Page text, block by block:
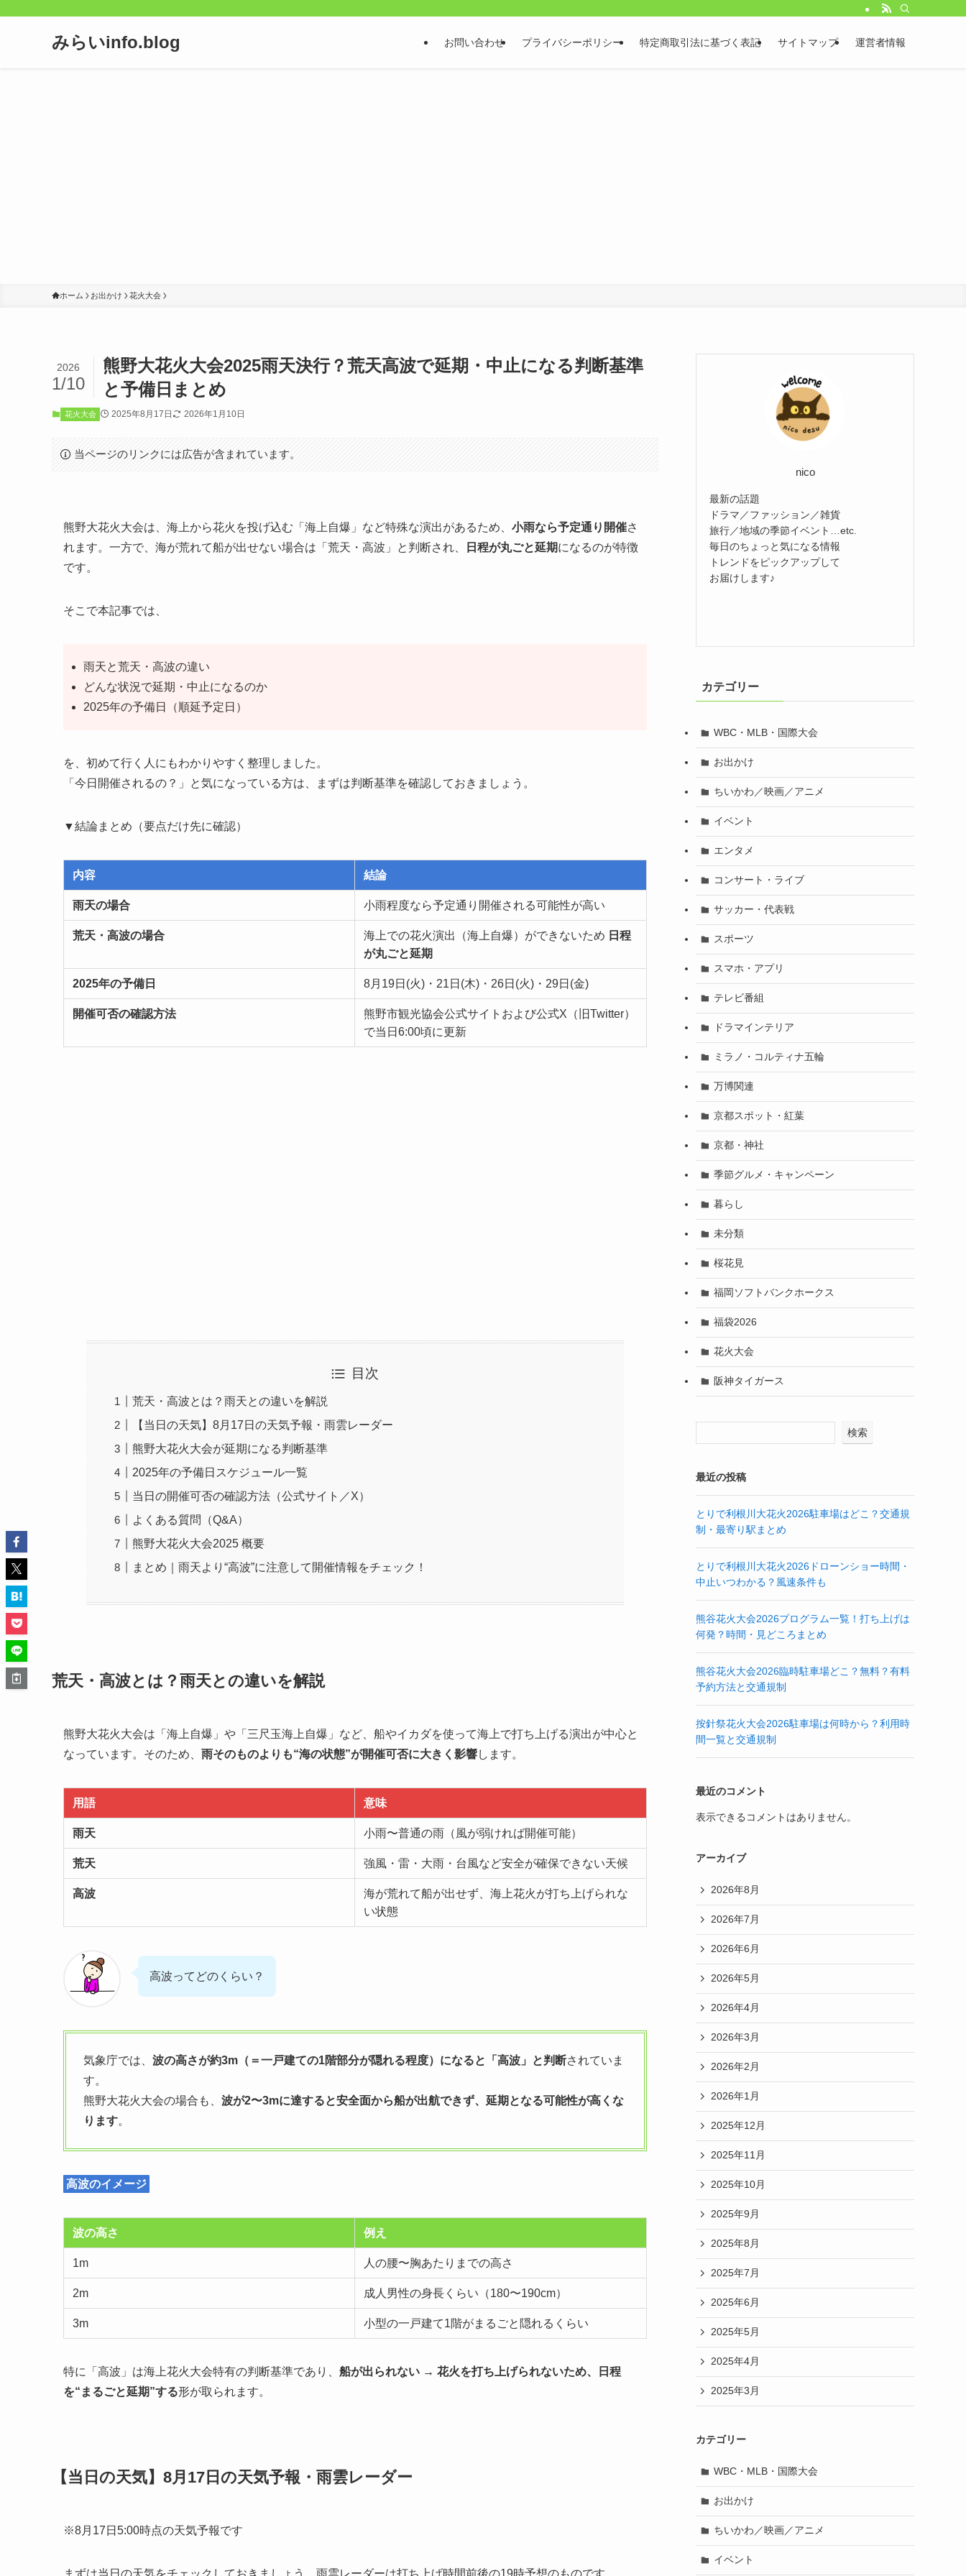
みらいinfo.blog お問い合わせ プライバシーポリシー 特定商取引法に基づく表記 サイトマップ 運営者情報
ホーム お出かけ 花火大会
熊野大花火大会2025雨天決行？荒天高波で延期・中止になる判断基準
と予備日まとめ
2026
1/10
花火大会 2025年8月17日 2026年1月10日
当ページのリンクには広告が含まれています。
熊野大花火大会は、海上から花火を投げ込む「海上自爆」など特殊な演出があるため、 小雨なら予定通り開催さ
れます。一方で、海が荒れて船が出せない場合は「荒天・高波」と判断され、
日程が丸ごと延期になるのが特徴
です。
そこで本記事では、
雨天と荒天・高波の違い
どんな状況で延期・中止になるのか
2025年の予備日（順延予定日）
を、初めて行く人にもわかりやすく整理しました。
「今日開催されるの？」と気になっている方は、まずは判断基準を確認しておきましょう。
▼結論まとめ（要点だけ先に確認）
内容 結論
雨天の場合 小雨程度なら予定通り開催される可能性が高い
荒天・高波の場合 海上での花火演出（海上自爆）ができないため 日程
が丸ごと延期
2025年の予備日 8月19日(火)・21日(木)・26日(火)・29日(金)
開催可否の確認方法
熊野市観光協会公式サイトおよび公式X（旧Twitter）
で当日6:00頃に更新
目次
荒天・高波とは？雨天との違いを解説
【当日の天気】8月17日の天気予報・雨雲レーダー
熊野大花火大会が延期になる判断基準
2025年の予備日スケジュール一覧
当日の開催可否の確認方法（公式サイト／X）
よくある質問（Q&A）
熊野大花火大会2025 概要
まとめ｜雨天より“高波”に注意して開催情報をチェック！
荒天・高波とは？雨天との違いを解説
熊野大花火大会は「海上自爆」や「三尺玉海上自爆」など、船やイカダを使って海上で打ち上げる演出が中心と
なっています。そのため、 雨そのものよりも“海の状態”が開催可否に大きく影響します。
用語 意味
雨天 小雨〜普通の雨（風が弱ければ開催可能）
荒天 強風・雷・大雨・台風など安全が確保できない天候
高波
海が荒れて船が出せず、海上花火が打ち上げられな
い状態
高波ってどのくらい？
気象庁では、 波の高さが約3m（＝一戸建ての1階部分が隠れる程度）になると「高波」と判断されていま
す。
熊野大花火大会の場合も、 波が2〜3mに達すると安全面から船が出航できず、延期となる可能性が高くな
ります。
高波のイメージ
波の高さ 例え
1m 人の腰〜胸あたりまでの高さ
2m 成人男性の身長くらい（180〜190cm）
3m 小型の一戸建て1階がまるごと隠れるくらい
特に「高波」は海上花火大会特有の判断基準であり、 船が出られない → 花火を打ち上げられないため、日程
を“まるごと延期”する形が取られます。
【当日の天気】8月17日の天気予報・雨雲レーダー
※8月17日5:00時点の天気予報です
まずは当日の天気をチェックしておきましょう。雨雲レーダーは打ち上げ時間前後の19時予想のものです。
nico
最新の話題
ドラマ／ファッション／雑貨
旅行／地域の季節イベント…etc.
毎日のちょっと気になる情報
トレンドをピックアップして
お届けします♪
カテゴリー
WBC・MLB・国際大会
お出かけ
ちいかわ／映画／アニメ
イベント
エンタメ
コンサート・ライブ
サッカー・代表戦
スポーツ
スマホ・アプリ
テレビ番組
ドラマインテリア
ミラノ・コルティナ五輪
万博関連
京都スポット・紅葉
京都・神社
季節グルメ・キャンペーン
暮らし
未分類
桜花見
福岡ソフトバンクホークス
福袋2026
花火大会
阪神タイガース
検索
最近の投稿
とりで利根川大花火2026駐車場はどこ？交通規
制・最寄り駅まとめ
とりで利根川大花火2026ドローンショー時間・
中止いつわかる？風速条件も
熊谷花火大会2026プログラム一覧！打ち上げは
何発？時間・見どころまとめ
熊谷花火大会2026臨時駐車場どこ？無料？有料
予約方法と交通規制
按針祭花火大会2026駐車場は何時から？利用時
間一覧と交通規制
最近のコメント
表示できるコメントはありません。
アーカイブ
2026年8月
2026年7月
2026年6月
2026年5月
2026年4月
2026年3月
2026年2月
2026年1月
2025年12月
2025年11月
2025年10月
2025年9月
2025年8月
2025年7月
2025年6月
2025年5月
2025年4月
2025年3月
カテゴリー
WBC・MLB・国際大会
お出かけ
ちいかわ／映画／アニメ
イベント